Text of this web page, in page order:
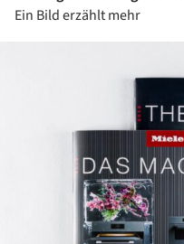
Ein Bild erzählt mehr